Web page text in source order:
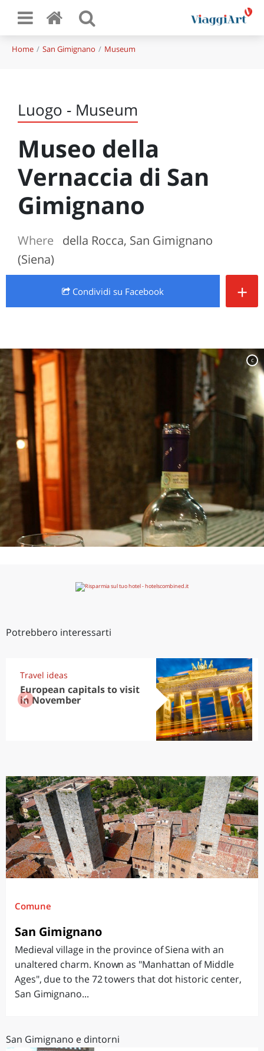
Home San Gimignano Museum
Luogo - Museum
Museo della
Vernaccia di San
Gimignano
Where
della Rocca, San Gimignano
(Siena)
Condividi su Facebook +
c
Potrebbero interessarti
Travel ideas
European capitals to visit
in November
Comune
San Gimignano
Medieval village in the province of Siena with an
unaltered charm. Known as "Manhattan of Middle
Ages", due to the 72 towers that dot historic center,
San Gimignano...
San Gimignano e dintorni